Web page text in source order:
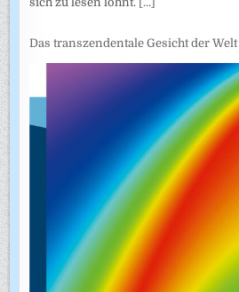
Das transzendentale Gesicht der Welt